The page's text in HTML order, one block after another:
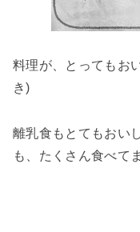
料理が、とってもお
き)
離乳食もとてもおい
も、たくさん食べて